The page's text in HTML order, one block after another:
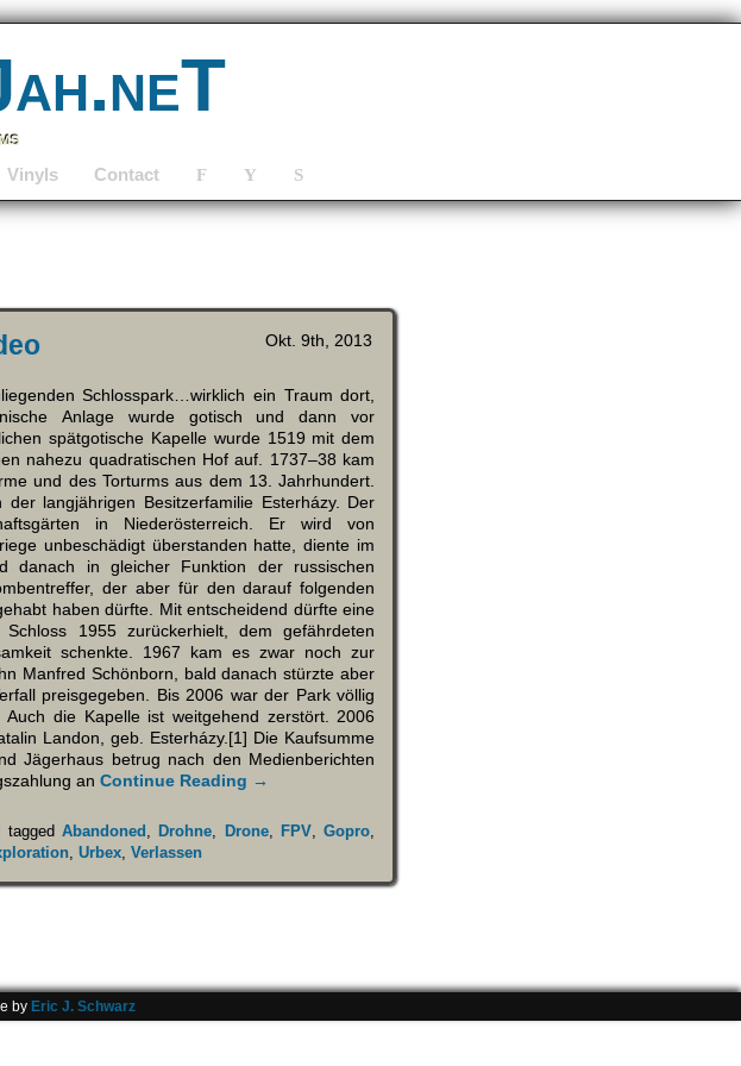
Vinyls Contact F Y S
Okt. 9th, 2013
Schlosspark…wirklich ein Traum dort,
Anlage wurde gotisch und dann vor
spätgotische Kapelle wurde 1519 mit dem
nahezu quadratischen Hof auf. 1737–38 kam
und des Torturms aus dem 13. Jahrhundert.
langjährigen Besitzerfamilie Esterházy. Der
in Niederösterreich. Er wird von
unbeschädigt überstanden hatte, diente im
danach in gleicher Funktion der russischen
der aber für den darauf folgenden
haben dürfte. Mit entscheidend dürfte eine
1955 zurückerhielt, dem gefährdeten
schenkte. 1967 kam es zwar noch zur
Manfred Schönborn, bald danach stürzte aber
preisgegeben. Bis 2006 war der Park völlig
die Kapelle ist weitgehend zerstört. 2006
Landon, geb. Esterházy.[1] Die Kaufsumme
Jägerhaus betrug nach den Medienberichten
an Continue Reading →
Abandoned , Drohne, Drone, FPV,Gopro,
, Urbex, Verlassen
by Eric J. Schwarz